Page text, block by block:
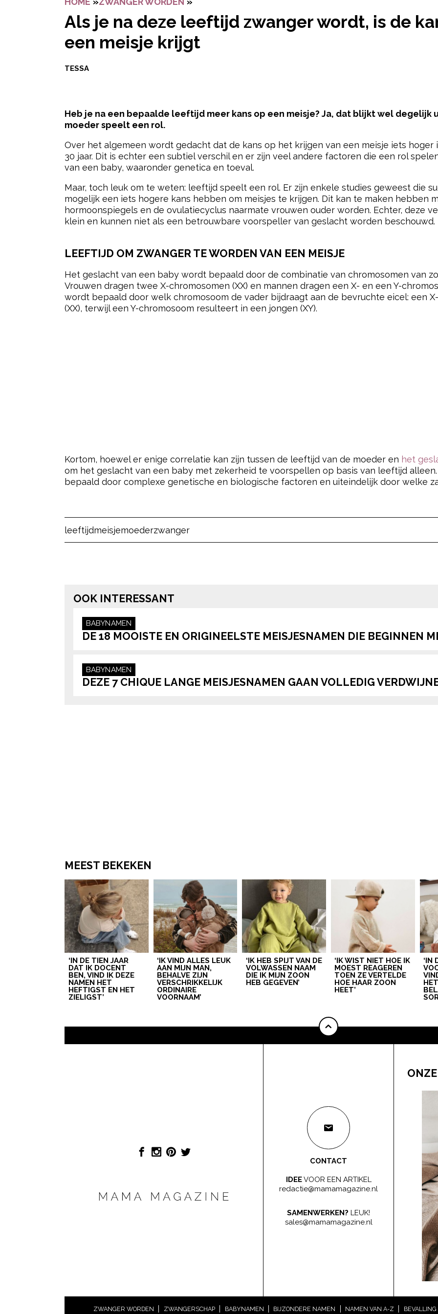
Als je na deze leeftijd zwanger wordt, is de
een meisje krijgt
TESSA
Heb je na een bepaalde leeftijd meer kans op een meisje? Ja, dat blijkt wel degelijk
moeder speelt een rol.
Over het algemeen wordt gedacht dat de kans op het krijgen van een meisje iets hoger
30 jaar. Dit is echter een subtiel verschil en er zijn veel andere factoren die een rol
van een baby, waaronder genetica en toeval.
Maar, toch leuk om te weten: leeftijd speelt een rol. Er zijn enkele studies geweest die
mogelijk een iets hogere kans hebben om meisjes te krijgen. Dit kan te maken hebben
hormoonspiegels en de ovulatiecyclus naarmate vrouwen ouder worden. Echter, deze
klein en kunnen niet als een betrouwbare voorspeller van geslacht worden beschouwd.
LEEFTIJD OM ZWANGER TE WORDEN VAN EEN MEISJE
Het geslacht van een baby wordt bepaald door de combinatie van chromosomen van
Vrouwen dragen twee X-chromosomen (XX) en mannen dragen een X- en een Y-
wordt bepaald door welk chromosoom de vader bijdraagt aan de bevruchte eicel: een
(XX), terwijl een Y-chromosoom resulteert in een jongen (XY).
Kortom, hoewel er enige correlatie kan zijn tussen de leeftijd van de moeder en het
om het geslacht van een baby met zekerheid te voorspellen op basis van leeftijd
bepaald door complexe genetische en biologische factoren en uiteindelijk door welke
Post Views: 4.518
leeftijdmeisjemoederzwanger
OOK INTERESSANT
BABYNAMEN
DE 18 MOOISTE EN ORIGINEELSTE MEISJESNAMEN DIE BEGINNEN
BABYNAMEN
DEZE 7 CHIQUE LANGE MEISJESNAMEN GAAN VOLLEDIG
MEEST BEKEKEN
‘IN DE TIEN JAAR
DAT IK DOCENT
BEN, VIND IK DEZE
NAMEN HET
HEFTIGST EN HET
ZIELIGST’
‘IK VIND ALLES LEUK
AAN MIJN MAN,
BEHALVE ZIJN
VERSCHRIKKELIJK
ORDINAIRE
VOORNAAM’
‘IK HEB SPIJT VAN DE
VOLWASSEN NAAM
DIE IK MIJN ZOON
HEB GEGEVEN’
‘IK WIST NIET HOE IK
MOEST REAGEREN
TOEN ZE VERTELDE
HOE HAAR ZOON
HEET’
‘IN
CONTACT
IDEEVOOR EEN ARTIKEL
redactie@mamamagazine.nl
SAMENWERKEN? LEUK!
sales@mamamagazine.nl
ZWANGER WORDEN ZWANGERSCHAP BABYNAMEN BIJZONDERE NAMEN NAMEN VAN A-Z BEVALLING